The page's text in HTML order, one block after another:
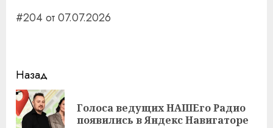
#204 от 07.07.2026
Навигация
записи
Назад
Голоса ведущих НАШЕго Радио
появились в Яндекс Навигаторе